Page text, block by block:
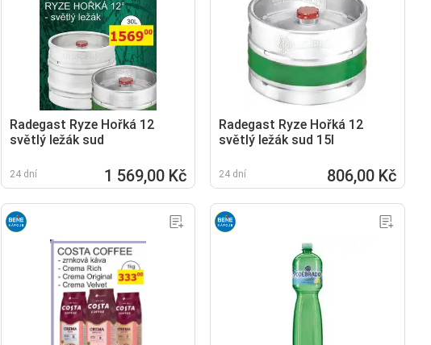
Radegast Ryze Hořká 12
světlý ležák sud
24 dní 1 569,00 Kč
Radegast Ryze Hořká 12
světlý ležák sud 15l
24 dní 806,00 Kč